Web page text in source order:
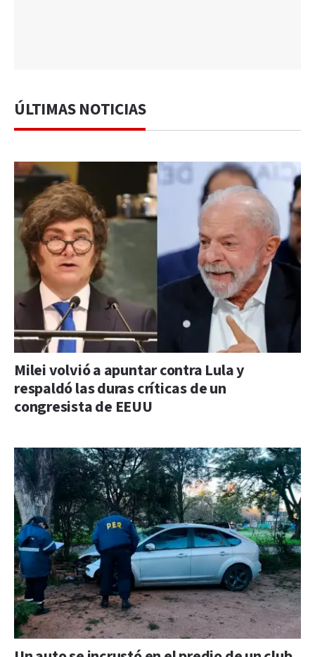
ÚLTIMAS NOTICIAS
Milei volvió a apuntar contra Lula y
respaldó las duras críticas de un
congresista de EEUU